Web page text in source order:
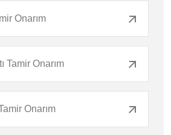
Onarım
Tamir Onarım
Onarım